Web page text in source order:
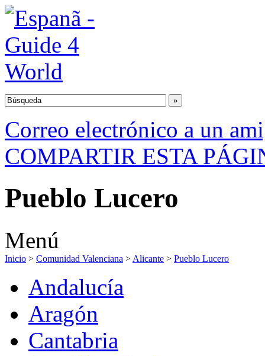
Correo electrónico a un
COMPARTIR ESTA
Pueblo Lucero
Menú
Inicio > Comunidad Valenciana > Alicante > Pueblo Lucero
Andalucía
Aragón
Cantabria